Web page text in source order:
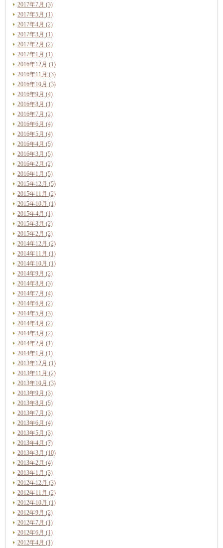
2017年7月 (3)
2017年5月 (1)
2017年4月 (2)
2017年3月 (1)
2017年2月 (2)
2017年1月 (1)
2016年12月 (1)
2016年11月 (3)
2016年10月 (3)
2016年9月 (4)
2016年8月 (1)
2016年7月 (2)
2016年6月 (4)
2016年5月 (4)
2016年4月 (5)
2016年3月 (5)
2016年2月 (2)
2016年1月 (5)
2015年12月 (5)
2015年11月 (2)
2015年10月 (1)
2015年4月 (1)
2015年3月 (2)
2015年2月 (2)
2014年12月 (2)
2014年11月 (1)
2014年10月 (1)
2014年9月 (2)
2014年8月 (3)
2014年7月 (4)
2014年6月 (2)
2014年5月 (3)
2014年4月 (2)
2014年3月 (2)
2014年2月 (1)
2014年1月 (1)
2013年12月 (1)
2013年11月 (2)
2013年10月 (3)
2013年9月 (3)
2013年8月 (5)
2013年7月 (3)
2013年6月 (4)
2013年5月 (3)
2013年4月 (7)
2013年3月 (10)
2013年2月 (4)
2013年1月 (3)
2012年12月 (3)
2012年11月 (2)
2012年10月 (1)
2012年9月 (2)
2012年7月 (1)
2012年6月 (1)
2012年4月 (1)